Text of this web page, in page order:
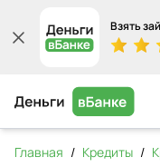
Взять
Главная / Кредиты /